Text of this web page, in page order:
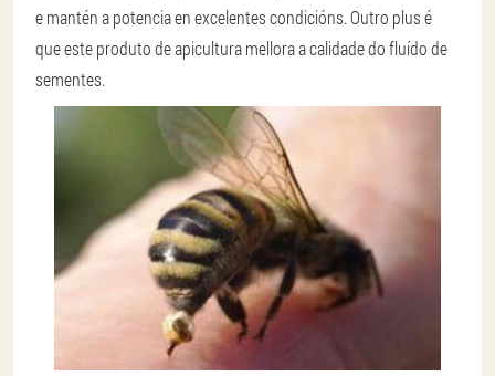
e mantén a potencia en excelentes condicións. Outro plus é
que este produto de apicultura mellora a calidade do fluído de
sementes.